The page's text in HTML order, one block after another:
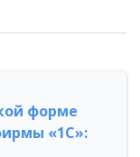
форме
«1С»: